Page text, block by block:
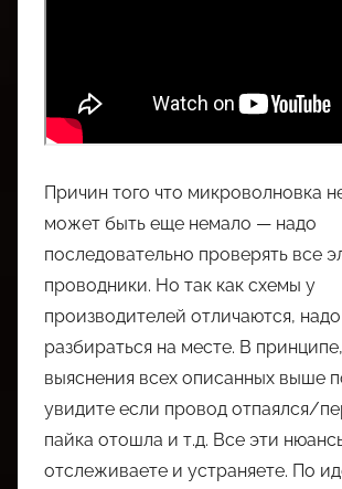
Причин того что микроволновка
может быть еще немало — надо
последовательно проверять все
проводники. Но так как схемы у
производителей отличаются, надо
разбираться на месте. В
выяснения всех описанных выше
увидите если провод отпаялся/
пайка отошла и т.д. Все эти
отслеживаете и устраняете. По